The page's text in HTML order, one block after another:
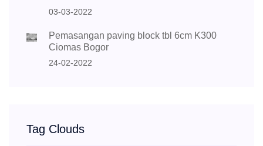
03-03-2022
Pemasangan paving block tbl 6cm K300
Ciomas Bogor
24-02-2022
Tag Clouds